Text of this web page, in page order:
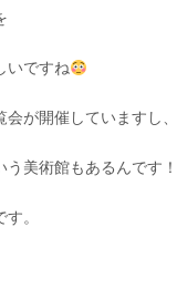
いですね
が開催していますし、
美術館もあるんです！
。